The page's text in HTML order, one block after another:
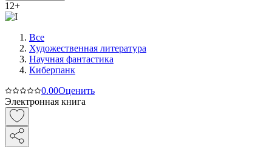
12+
Все
Художественная литература
Научная фантастика
Киберпанк
0.00Оценить
Электронная книга